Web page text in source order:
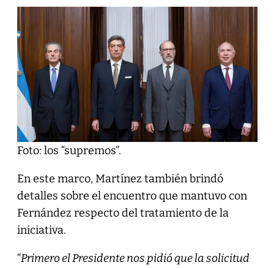
Foto: los “supremos”.
En este marco, Martínez también brindó
detalles sobre el encuentro que mantuvo con
Fernández respecto del tratamiento de la
iniciativa.
“Primero el Presidente nos pidió que la solicitud